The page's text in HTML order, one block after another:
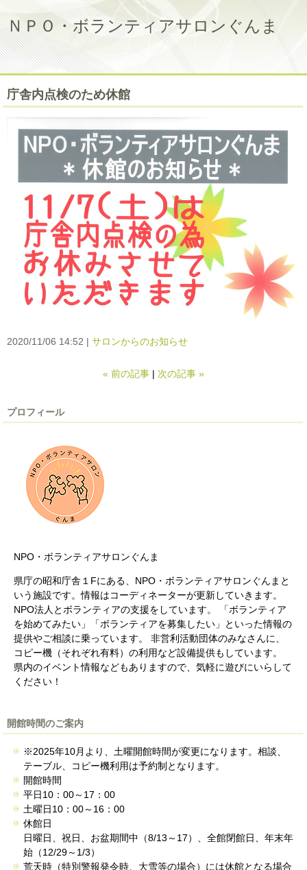
ＮＰＯ・ボランティアサロンぐんま
庁舎内点検のため休館
2020/11/06 14:52 サロンからのお知らせ
« 前の記事 次の記事 »
プロフィール
NPO・ボランティアサロンぐんま
県庁の昭和庁舎１Fにある、NPO・ボランティアサロンぐんまと
いう施設です。情報はコーディネーターが更新していきます。
NPO法人とボランティアの支援をしています。 「ボランティア
を始めてみたい」「ボランティアを募集したい」といった情報の
提供やご相談に乗っています。 非営利活動団体のみなさんに、
コピー機（それぞれ有料）の利用など設備提供もしています。
県内のイベント情報などもありますので、気軽に遊びにいらして
ください！
開館時間のご案内
※2025年10月より、土曜開館時間が変更になります。相談、
テーブル、コピー機利用は予約制となります。
開館時間
平日10：00～17：00
土曜日10：00～16：00
休館日
日曜日、祝日、お盆期間中（8/13～17）、全館閉館日、年末年
始（12/29～1/3）
荒天時（特別警報発令時、大雪等の場合）には休館となる場合